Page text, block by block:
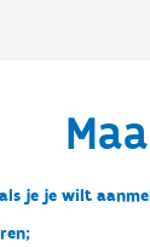
je je wilt